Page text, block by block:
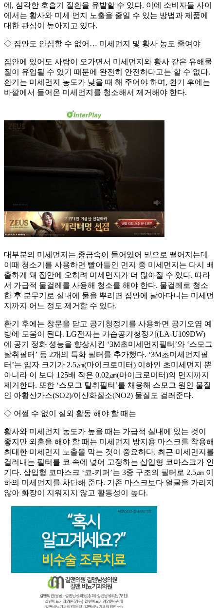
에, 심각한 호흡기 질환을 유발할 수 있다. 이에 소비자들 사이
에서는 황사와 미세 먼지 노출을 줄일 수 있는 방법과 제품에
대한 관심이 높아지고 있다.
◇ 집안도 안심할 수 없어… 미세먼지 및 황사 농도 줄여야
집안에 있어도 사람이 오가면서 미세먼지와 황사 같은 유해물
질이 유입될 수 있기 때문에 완전히 안전하다고는 할 수 없다.
환기는 미세먼지 농도가 낮을 때 해 주어야 하며, 환기 후에는
바깥에서 들어온 미세먼지를 청소해서 제거해야 한다.
대부분의 미세먼지는 중금속이 들어있어 밑으로 떨어지는데
이때 청소기를 사용하면 빨아들인 먼지 중 미세먼지는 다시 배
출하게 돼 집안에 오히려 미세먼지가 더 많아질 수 있다. 따라
서 가급적 물걸레를 사용해 청소를 해야 한다. 물걸레로 청소
한 후 분무기로 실내에 물을 뿌리면 집안에 날아다니는 미세먼
지까지 어느 정도 제거할 수 있다.
환기 후에는 창문을 닫고 공기청정기를 사용하면 공기오염 예
방에 도움이 된다. LG전자는 가습공기청정기(LA-U109DW)
에 공기 정화 성능을 향상시킨 ‘3M초미세먼지필터’와 ‘스모그
탈취필터’ 등 2개의 특화 필터를 추가했다. ‘3M초미세먼지필
터’는 입자 크기가 2.5㎛(마이크로미터) 이하인 초미세먼지 뿐
아니라 이 보다 125배 작은 0.02㎛(마이크로미터)의 먼지까지
제거한다. 또한 ‘스모그 탈취필터’를 채용해 스모그 원인 물질
인 아황산가스(SO2)/이산화질소(NO2) 물질도 걸러준다.
◇ 어쩔 수 없이 실외 활동 해야 할 때는
황사와 미세먼지 농도가 높을 때는 가급적 실내에 있는 것이
좋지만 외출을 해야 할 때는 미세먼지 방지용 마스크를 착용해
최대한 미세먼지 노출을 막는 것이 중요하다. 최근 미세먼지를
걸러내는 필터를 코 속에 넣어 고정하는 삽입형 코마스크가 인
기다. 삽입형 코마스크 ‘코-키퍼’는 3중 구조의 필터로 2.5㎛ 이
하의 미세먼지를 차단해 준다. 기존 마스크보다 얼굴을 가리지
않아 화장이 지워지지 않고 활동성이 높다.